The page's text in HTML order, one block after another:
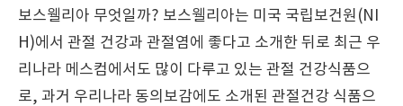
보스웰리아 무엇일까? 보스웰리아는 미국 국립보건원(NI
H)에서 관절 건강과 관절염에 좋다고 소개한 뒤로 최근 우
리나라 메스컴에서도 많이 다루고 있는 관절 건강식품으
로, 과거 우리나라 동의보감에도 소개된 관절건강 식품으